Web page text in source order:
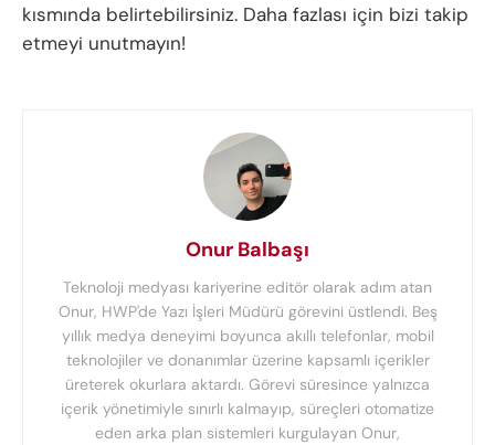
kısmında belirtebilirsiniz. Daha fazlası için bizi takip
etmeyi unutmayın!
Onur Balbaşı
Teknoloji medyası kariyerine editör olarak adım atan
Onur, HWP'de Yazı İşleri Müdürü görevini üstlendi. Beş
yıllık medya deneyimi boyunca akıllı telefonlar, mobil
teknolojiler ve donanımlar üzerine kapsamlı içerikler
üreterek okurlara aktardı. Görevi süresince yalnızca
içerik yönetimiyle sınırlı kalmayıp, süreçleri otomatize
eden arka plan sistemleri kurgulayan Onur,